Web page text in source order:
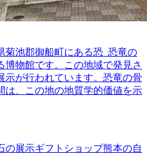
菊池郡御船町にある恐_恐竜の
物館です。この地域で発見さ
示が行われています。恐竜の骨
は、この地の地質学的価値を示
の展示ギフトショップ熊本の自